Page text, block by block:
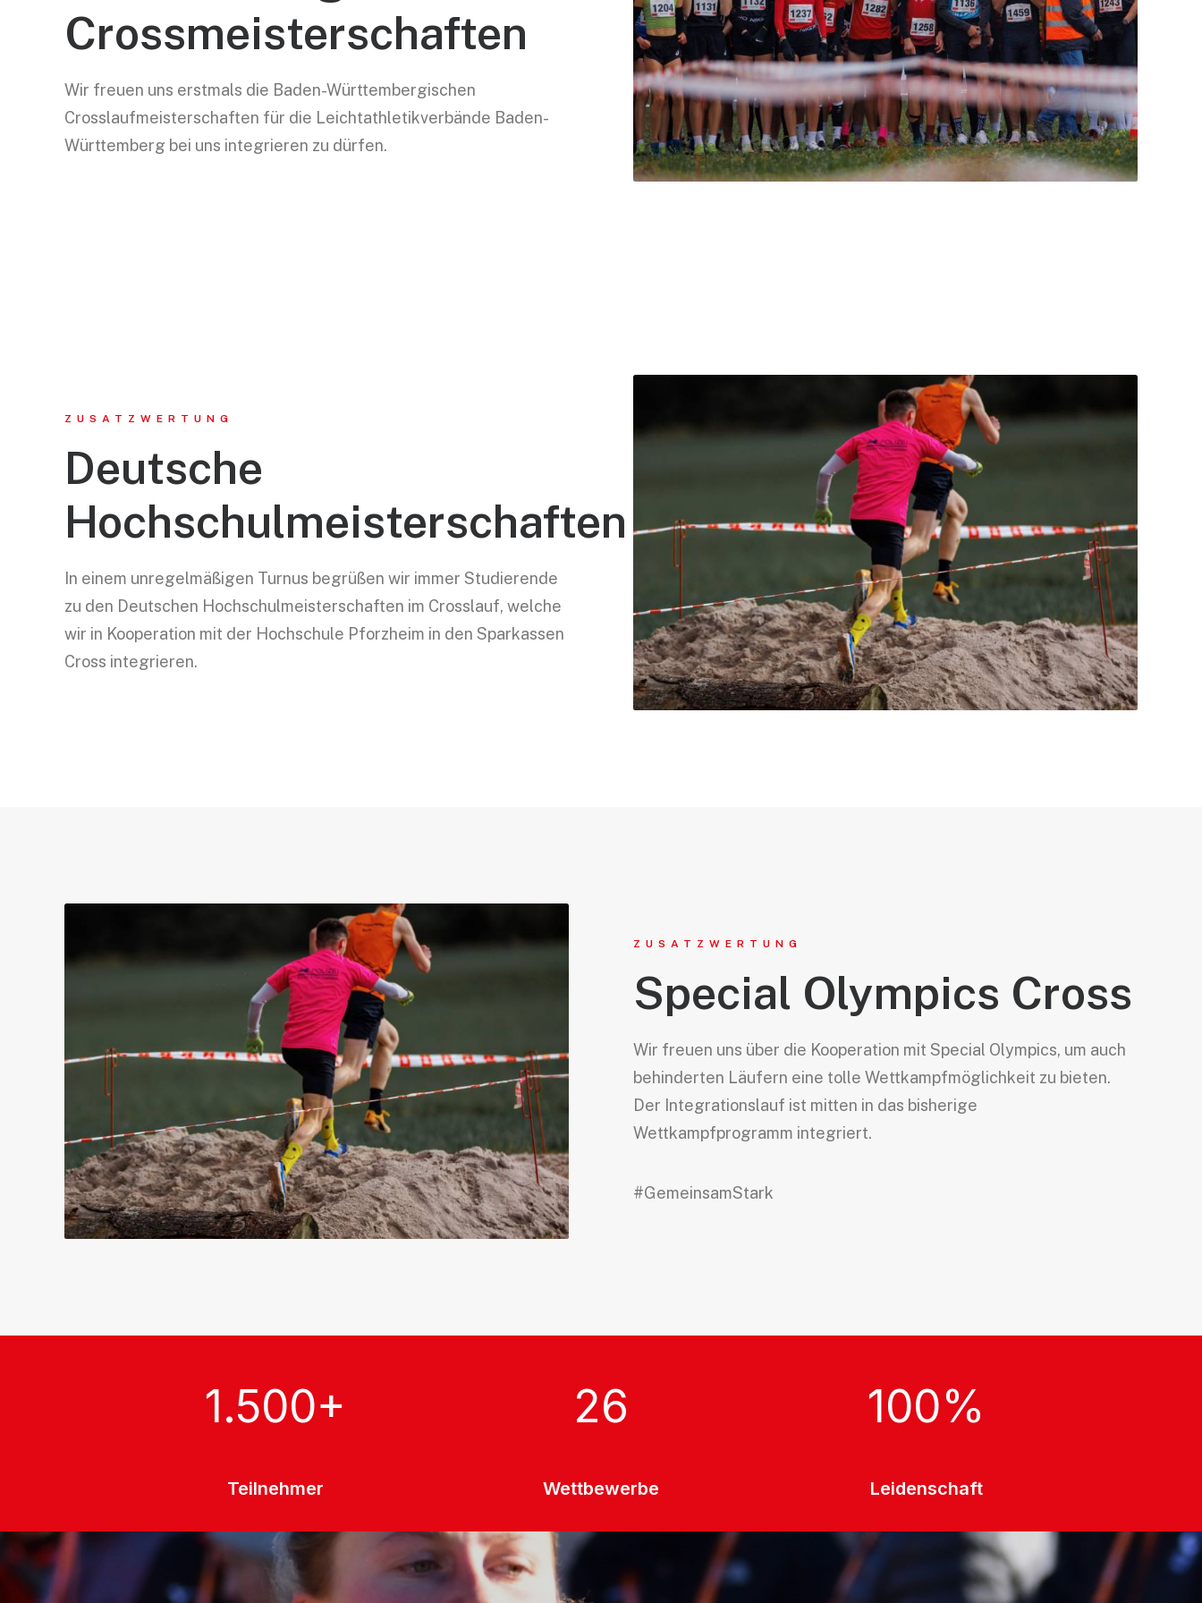
Crossmeisterschaften
Wir freuen uns erstmals die Baden-Württembergischen
Crosslaufmeisterschaften für die Leichtathletikverbände Baden-
Württemberg bei uns integrieren zu dürfen.
ZUSATZWERTUNG
Deutsche
Hochschulmeisterschaften
In einem unregelmäßigen Turnus begrüßen wir immer Studierende
zu den Deutschen Hochschulmeisterschaften im Crosslauf, welche
wir in Kooperation mit der Hochschule Pforzheim in den Sparkassen
Cross integrieren.
ZUSATZWERTUNG
Special Olympics Cross
Wir freuen uns über die Kooperation mit Special Olympics, um auch
behinderten Läufern eine tolle Wettkampfmöglichkeit zu bieten.
Der Integrationslauf ist mitten in das bisherige
Wettkampfprogramm integriert.
#GemeinsamStark
1.500+
Teilnehmer
26
Wettbewerbe
100%
Leidenschaft